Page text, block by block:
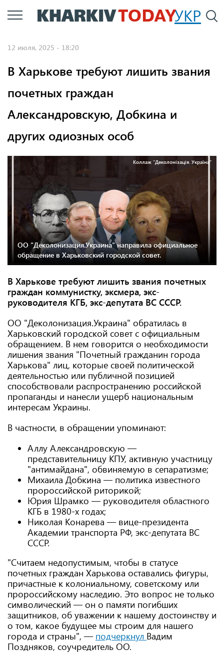
Перейти
к
УКР
12 июля, 2025 - 18:20
В Харькове требуют лишить звания
почетных граждан
Александровскую, Добкина и
других одиозных особ
Коллаж "Деколонізація. Україна"
ОО "Деколонизация.Украина" направила официальное
обращение в Харьковский городской совет.
В Харькове требуют лишить звания почетных
граждан коммунистку, эксмера, экс-
руководителя КГБ, экс-депутата ВС СССР.
ОО "Деколонизация.Украина" обратилась в
Харьковский городской совет с официальным
обращением. В нем говорится о необходимости
лишения звания "Почетный гражданин города
Харькова" лиц, которые своей политической
деятельностью или публичной позицией
способствовали распространению российской
пропаганды и нанесли ущерб национальным
интересам Украины.
В частности, в обращении упоминают:
Аллу Александровскую —
представительницу КПУ, активную участницу
"антимайдана", обвиняемую в сепаратизме;
Михаила Добкина — политика известного
пророссийской риторикой;
Юрия Шрамко — руководителя областного
КГБ в 1980-х годах;
Николая Конарева — вице-президента
Академии транспорта РФ, экс-депутата ВС
СССР.
"Считаем недопустимым, чтобы в статусе
почетных граждан Харькова оставались фигуры,
причастные к колониальному, советскому или
пророссийскому наследию. Это вопрос не только
символический — он о памяти погибших
защитников, об уважении к нашему достоинству и
о том, какое будущее мы строим для нашего
города и страны", — подчеркнул Вадим
Поздняков, соучредитель ОО.